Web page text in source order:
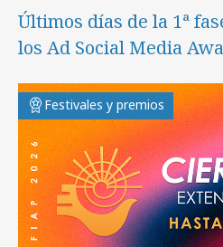
Últimos días de la 1ª
los Ad Social Media
Festivales y premios